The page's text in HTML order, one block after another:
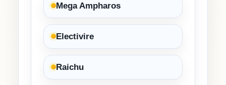
Mega Ampharos
Electivire
Raichu